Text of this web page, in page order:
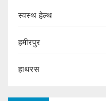
स्वस्थ हेल्थ
हमीरपुर
हाथरस